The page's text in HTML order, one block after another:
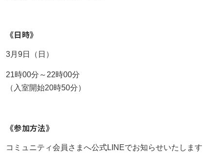
《日時》
3月9日（日）
21時00分～22時00分
（入室開始20時50分）
《参加方法》
コミュニティ会員さまへ公式LINEでお知らせいたします